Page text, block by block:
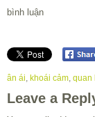
bình luận
ân ái, khoái cảm, quan
Leave a